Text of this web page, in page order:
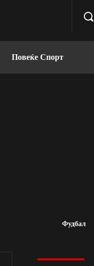
Повеќе Спорт
Фудбал